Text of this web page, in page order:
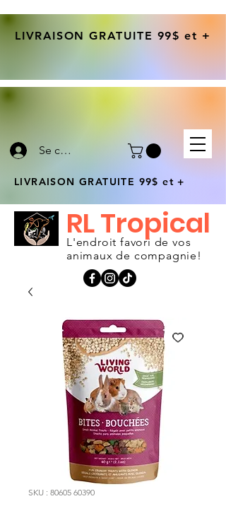
Se connecter
LIVRAISON GRATUITE 99$ et +
L'endroit favori de vos
animaux de compagnie!
RL Tropical
LIVRAISON GRATUITE 99$ et +
SKU : 80605 60390